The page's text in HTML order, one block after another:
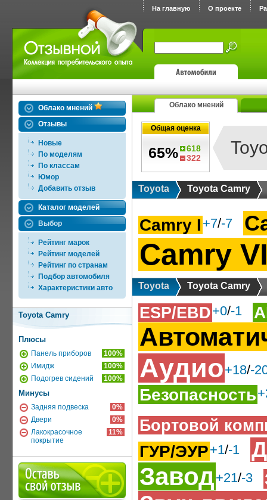
На главную О проекте
Облако мнений
Отзывы
Новые
По моделям
По классам
Юмор
Добавить отзыв
Каталог моделей
Выбор
Рейтинг марок
Рейтинг моделей
Рейтинг по странам
Подбор автомобиля
Характеристики авто
Toyota Camry
Плюсы
Панель приборов
100%
Имидж
100%
Подогрев сидений
100%
Минусы
Задняя подвеска
0%
Двери
0%
Лакокрасочное
покрытие
11%
Облако мнений
Общая оценка
65%
618
322
Toyota Toyota Camry
Camry I +7/-7
Camry
Toyota Toyota Camry
ESP/EBD+0/-1
Аудио+18/-
Безопасность
Бортовой
ГУР/ЭУР+1/-1
Завод+21/-3